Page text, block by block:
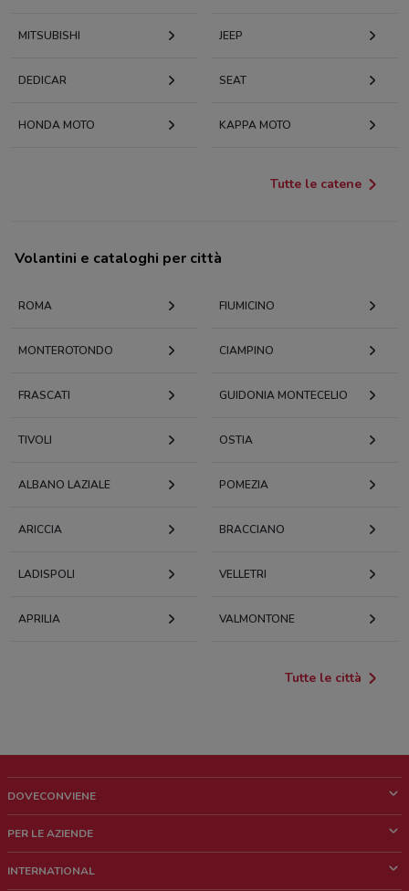
MITSUBISHI JEEP
DEDICAR SEAT
HONDA MOTO KAPPA MOTO
Tutte le catene
Volantini e cataloghi per città
ROMA FIUMICINO
MONTEROTONDO CIAMPINO
FRASCATI GUIDONIA MONTECELIO
TIVOLI OSTIA
ALBANO LAZIALE POMEZIA
ARICCIA BRACCIANO
LADISPOLI VELLETRI
APRILIA VALMONTONE
Tutte le città
DOVECONVIENE
Chi siamo
PER LE AZIENDE
INTERNATIONAL